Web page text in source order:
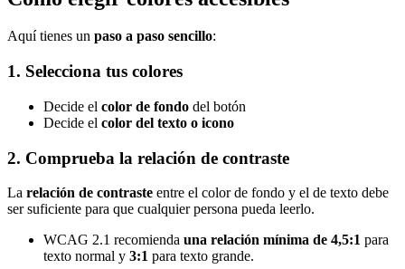
Aquí tienes un paso a paso sencillo:
1. Selecciona tus colores
Decide el color de fondo del botón
Decide el color del texto o icono
2. Comprueba la relación de contraste
La relación de contraste entre el color de fondo y el de texto debe
ser suficiente para que cualquier persona pueda leerlo.
WCAG 2.1 recomienda una relación mínima de 4,5:1 para
texto normal y 3:1 para texto grande.